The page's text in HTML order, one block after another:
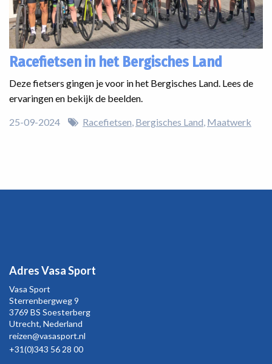
Racefietsen in het Bergisches Land
Deze fietsers gingen je voor in het Bergisches Land. Lees de
ervaringen en bekijk de beelden.
25-09-2024 Racefietsen Bergisches Land Maatwerk
Adres Vasa Sport
Vasa Sport
Sterrenbergweg9
3769 BS Soesterberg
Utrecht, Nederland
reizen@vasasport.nl
+31(0)343 56 28 00